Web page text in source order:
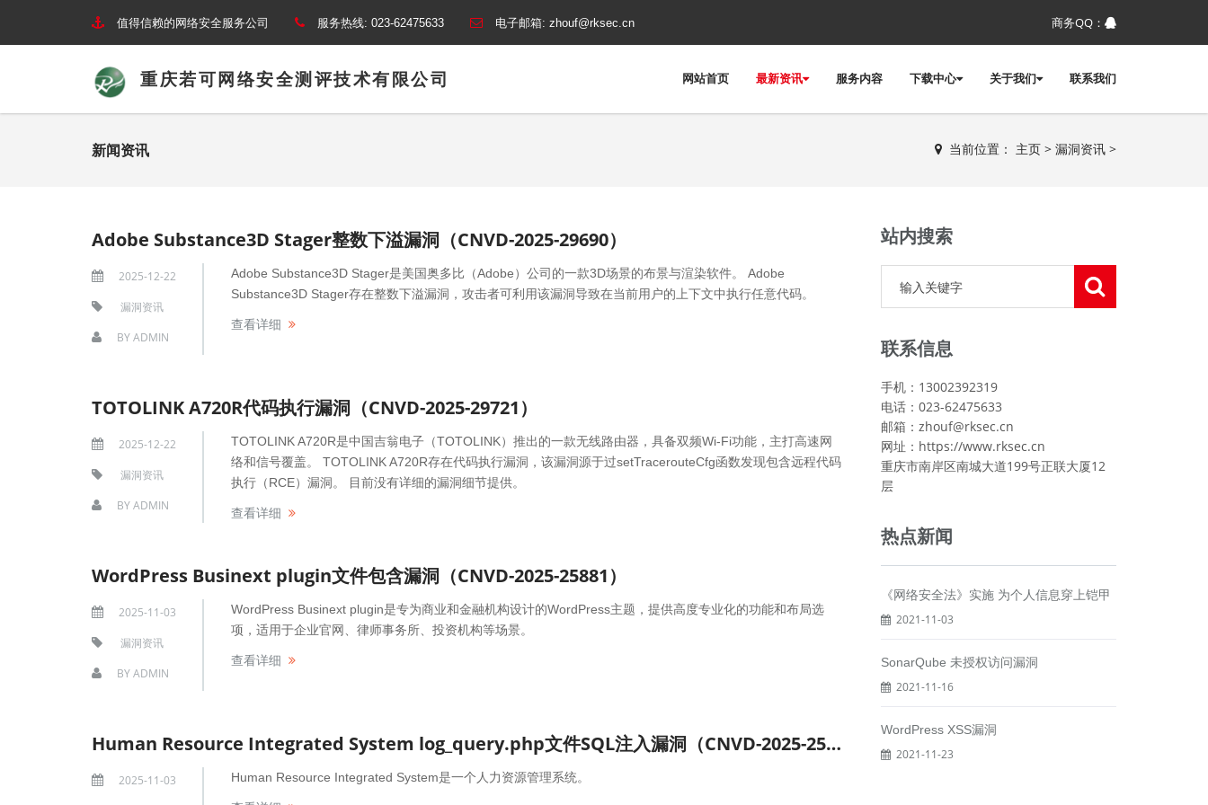
值得信赖的网络安全服务公司 服务热线: 023-62475633 电子邮箱: zhouf@rksec.cn 商务QQ：
重庆若可网络安全测评技术有限公司 网站首页 最新资讯 服务内容 下载中心 关于我们 联系我们
新闻资讯 当前位置： 主页 > 漏洞资讯 >
Adobe Substance3D Stager整数下溢漏洞（CNVD-2025-29690）
2025-12-22
漏洞资讯
BYADMIN
Adobe Substance3D Stager是美国奥多比（Adobe）公司的一款3D场景的布景与渲染软件。 Adobe
Substance3D Stager存在整数下溢漏洞，攻击者可利用该漏洞导致在当前用户的上下文中执行任意代码。
查看详细
TOTOLINK A720R代码执行漏洞（CNVD-2025-29721）
2025-12-22
漏洞资讯
BYADMIN
TOTOLINK A720R是中国吉翁电子（TOTOLINK）推出的一款无线路由器，具备双频Wi-Fi功能，主打高速网
络和信号覆盖。 TOTOLINK A720R存在代码执行漏洞，该漏洞源于过setTracerouteCfg函数发现包含远程代码
执行（RCE）漏洞。 目前没有详细的漏洞细节提供。
查看详细
WordPress Businext plugin文件包含漏洞（CNVD-2025-25881）
2025-11-03
漏洞资讯
BYADMIN
WordPress Businext plugin是专为商业和金融机构设计的WordPress主题，提供高度专业化的功能和布局选
项，适用于企业官网、律师事务所、投资机构等场景。
查看详细
Human Resource Integrated System log_query.php文件SQL注入漏洞（CNVD-2025-25723 ）
2025-11-03
Human Resource Integrated System是一个人力资源管理系统。
站内搜索
联系信息
手机：13002392319
电话：023-62475633
邮箱：zhouf@rksec.cn
网址：https://www.rksec.cn
重庆市南岸区南城大道199号正联大厦12
层
热点新闻
《网络安全法》实施 为个人信息穿上铠甲
2021-11-03
SonarQube 未授权访问漏洞
2021-11-16
WordPress XSS漏洞
2021-11-23